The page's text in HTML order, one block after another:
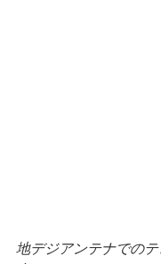
地デジアンテナでの